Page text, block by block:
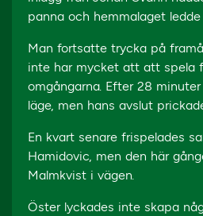
panna och hemmalaget ledde
Man fortsatte trycka på
inte har mycket att att spela
omgångarna. Efter 28
läge, men hans avslut
En kvart senare frispelades
Hamidovic, men den här
Malmkvist i vägen.
Öster lyckades inte skapa